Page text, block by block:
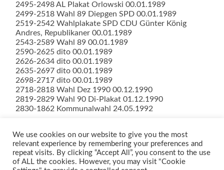
2495-2498 AL Plakat Orlowski 00.01.1989
2499-2518 Wahl 89 Diepgen SPD 00.01.1989
2519-2542 Wahlplakate SPD CDU Günter König
Andres, Republikaner 00.01.1989
2543-2589 Wahl 89 00.01.1989
2590-2625 dito 00.01.1989
2626-2634 dito 00.01.1989
2635-2697 dito 00.01.1989
2698-2717 dito 00.01.1989
2718-2818 Wahl Dez 1990 00.12.1990
2819-2829 Wahl 90 Di-Plakat 01.12.1990
2830-1862 Kommunalwahl 24.05.1992
We use cookies on our website to give you the most
relevant experience by remembering your preferences and
repeat visits. By clicking “Accept All”, you consent to the use
of ALL the cookies. However, you may visit "Cookie